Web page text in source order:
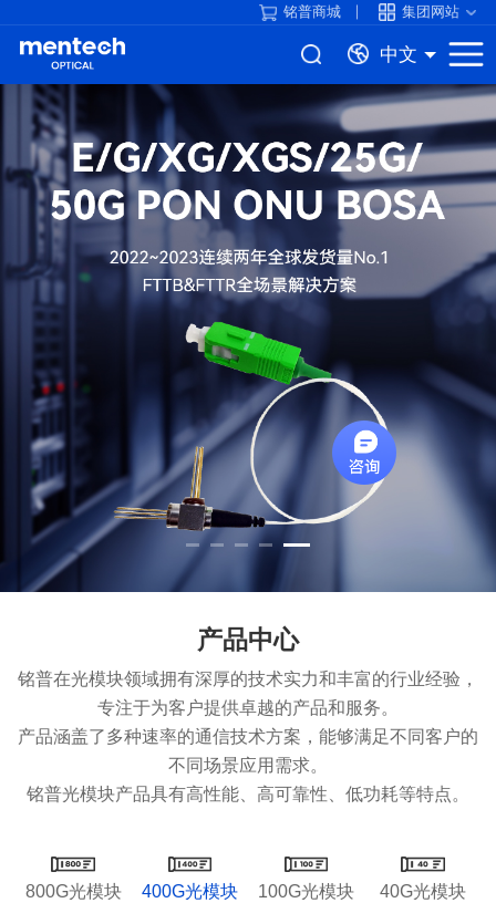
铭普商城 集团网站
中文
产品中心
专注于为客户提供卓越的产品和服务。
不同场景应用需求。
铭普光模块产品具有高性能、高可靠性、低功耗等特点。
800G光模块 400G光模块 100G光模块 40G光模块